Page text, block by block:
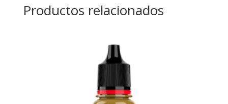
Productos relacionados